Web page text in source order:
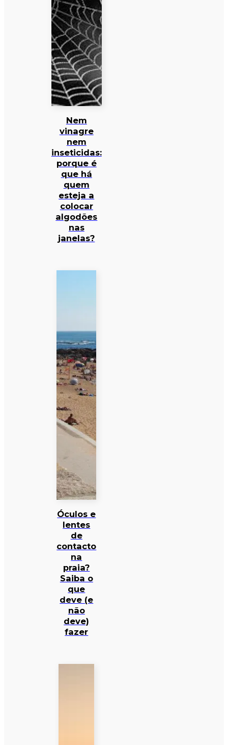
Nem
vinagre
nem
inseticidas:
porque é
que há
quem
esteja a
colocar
algodões
nas
janelas?
Óculos e
lentes
de
contacto
na
praia?
Saiba o
que
deve (e
não
deve)
fazer